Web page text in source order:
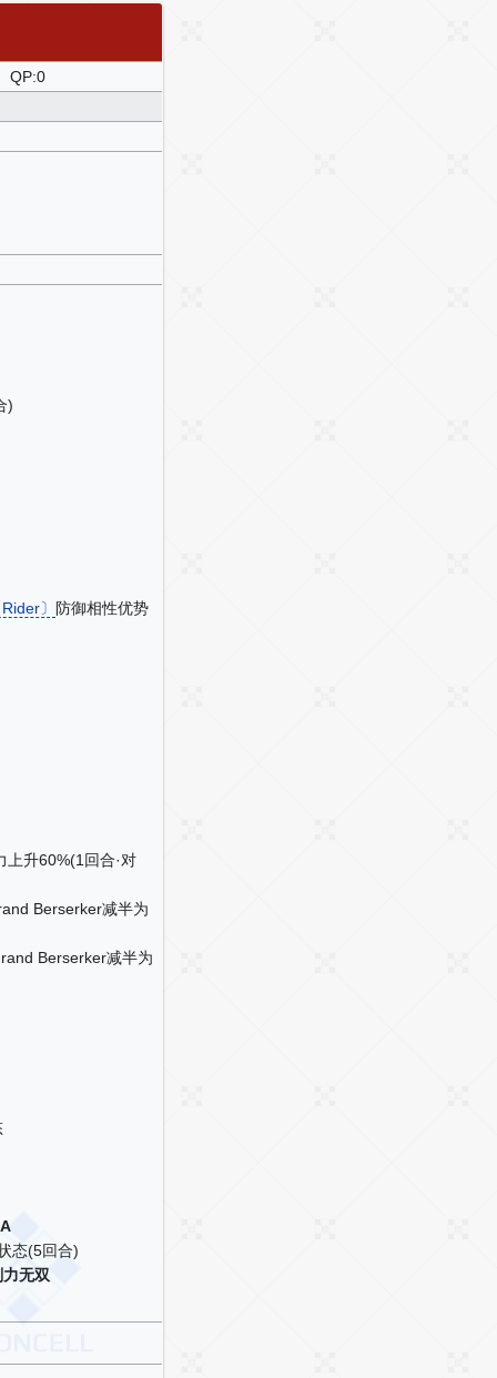
QP:0
)
〕 防御相性优势
上升60%(1回合·对
Berserker减半为
Berserker减半为
态(5回合)
无双